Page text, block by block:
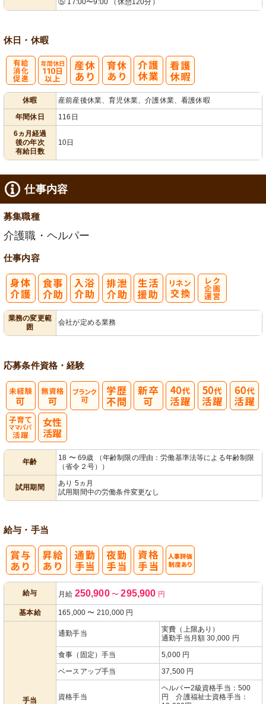
⑤ 17:00〜9:00 （休憩120分）
休日・休暇
休暇
産前産後休業、育児休業、介護休業、看護休暇
年間休日
116日
6ヵ月経過
後の年次
有給日数
10日
仕事内容
募集職種
介護職・ヘルパー
仕事内容
業務の変更範
囲
会社が定める業務
応募条件資格・経験
年齢
18 〜 69歳 （年齢制限の理由：労働基準法等による年齢制限
（省令２号））
試用期間
あり 5ヵ月
試用期間中の労働条件変更なし
給与・手当
給与 月給 250,900 〜 295,900 円
基本給 165,000 〜 210,000 円
手当
通勤手当
実費（上限あり）
通勤手当月額 30,000 円
食事（固定）手当
5,000 円
ベースアップ手当
37,500 円
資格手当
ヘルパー2級資格手当：500
円 介護福祉士資格手当：